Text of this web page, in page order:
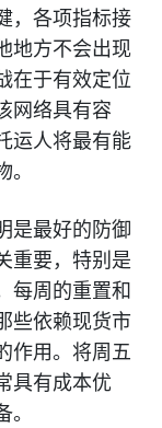
，各项指标接
地方不会出现
在于有效定位
网络具有容
运人将最有能
是最好的防御
重要，特别是
每周的重置和
些依赖现货市
作用。将周五
具有成本优